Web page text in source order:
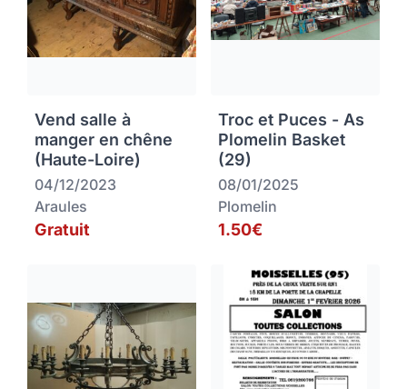
Vend salle à
manger en chêne
(Haute-Loire)
04/12/2023
Araules
Gratuit
Troc et Puces - As
Plomelin Basket
(29)
08/01/2025
Plomelin
1.50€